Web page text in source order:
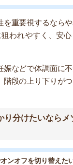
を重要視するなら
われやすく、安
娠などで体調面に
階段の上り下りが
り分けたいなら
ンオフを切り替えた